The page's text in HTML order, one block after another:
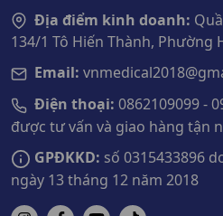
Địa điểm kinh doanh:
134/1 Tô Hiến Thành, Phường
Email:
Điện thoại: 0862109099 -
được tư vấn và giao hàng tận
GPĐKKD: số 0315433896
ngày 13 tháng 12 năm 2018